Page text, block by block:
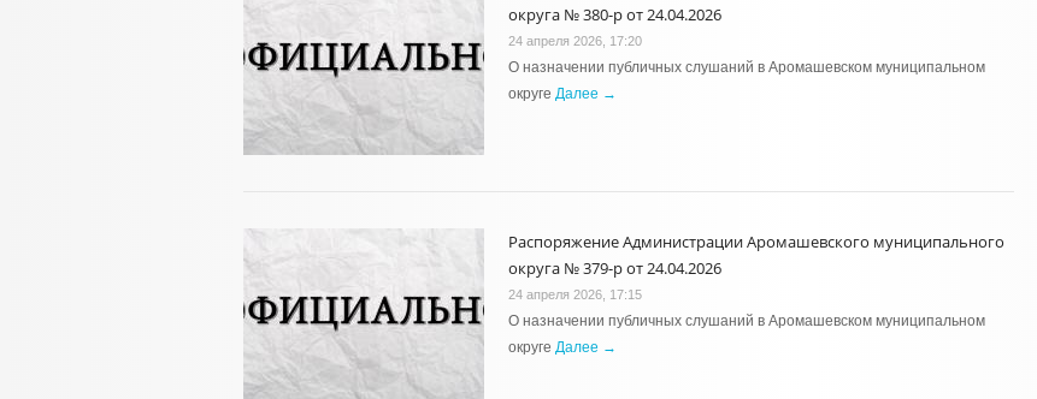
округа № 380-р от 24.04.2026
24 апреля 2026, 17:20
О назначении публичных слушаний в Аромашевском муниципальном
округе Далее →
Распоряжение Администрации Аромашевского муниципального
округа № 379-р от 24.04.2026
24 апреля 2026, 17:15
О назначении публичных слушаний в Аромашевском муниципальном
округе Далее →